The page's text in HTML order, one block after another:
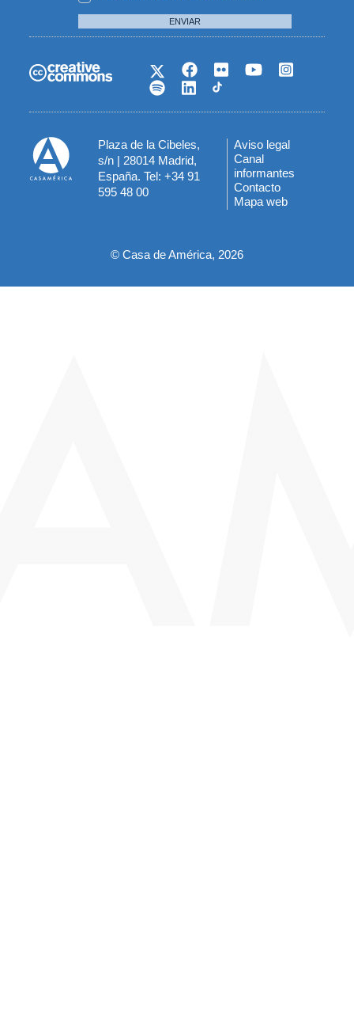
ENVIAR
Plaza de la Cibeles,
s/n | 28014 Madrid,
España. Tel: +34 91
595 48 00
Menú
del
pie
Aviso legal
Canal
informantes
Contacto
Mapa web
© Casa de América, 2026